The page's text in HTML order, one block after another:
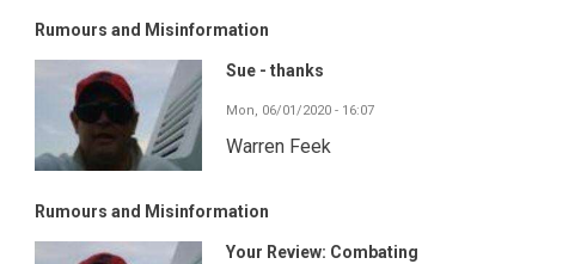
Rumours and Misinformation
Sue - thanks
Mon, 06/01/2020 - 16:07
Warren Feek
Rumours and Misinformation
Your Review: Combating